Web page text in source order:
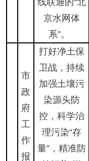
线联通的“北
京水网体
系”。
市
政
府
工
作
报
打好净土保
卫战，持续
加强土壤污
染源头防
控，科学治
理污染“存
量”，精准防